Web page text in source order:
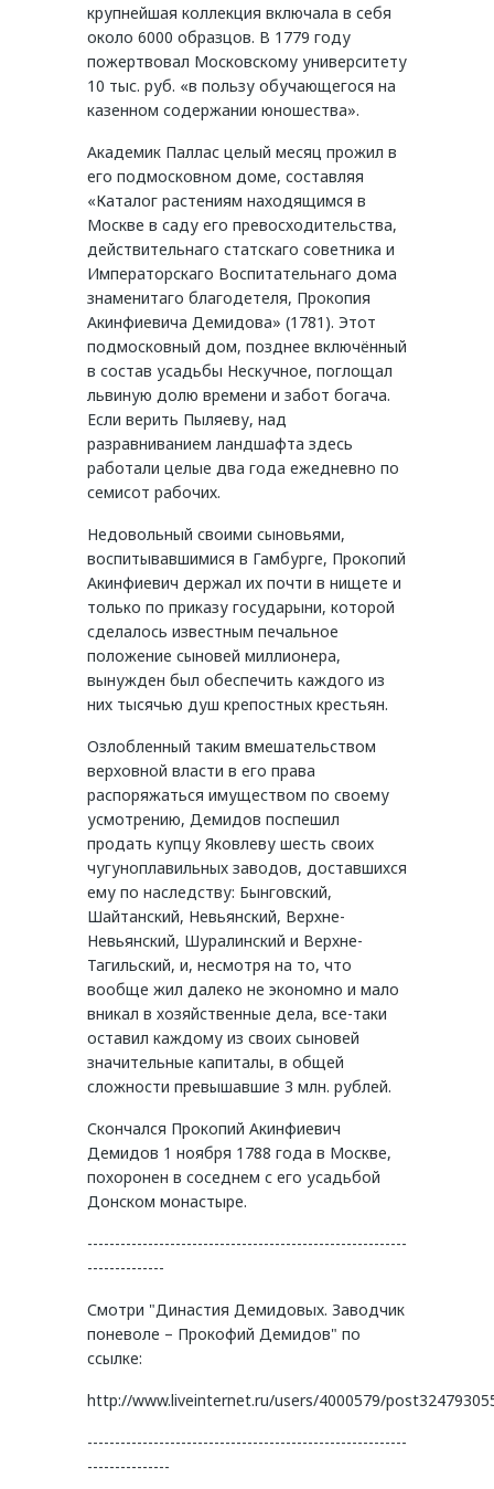
крупнейшая коллекция включала в себя
около 6000 образцов. В 1779 году
пожертвовал Московскому университету
10 тыс. руб. «в пользу обучающегося на
казенном содержании юношества».
Академик Паллас целый месяц прожил в
его подмосковном доме, составляя
«Каталог растениям находящимся в
Москве в саду его превосходительства,
действительнаго статскаго советника и
Императорскаго Воспитательнаго дома
знаменитаго благодетеля, Прокопия
Акинфиевича Демидова» (1781). Этот
подмосковный дом, позднее включённый
в состав усадьбы Нескучное, поглощал
львиную долю времени и забот богача.
Если верить Пыляеву, над
разравниванием ландшафта здесь
работали целые два года ежедневно по
семисот рабочих.
Недовольный своими сыновьями,
воспитывавшимися в Гамбурге, Прокопий
Акинфиевич держал их почти в нищете и
только по приказу государыни, которой
сделалось известным печальное
положение сыновей миллионера,
вынужден был обеспечить каждого из
них тысячью душ крепостных крестьян.
Озлобленный таким вмешательством
верховной власти в его права
распоряжаться имуществом по своему
усмотрению, Демидов поспешил
продать купцу Яковлеву шесть своих
чугуноплавильных заводов, доставшихся
ему по наследству: Бынговский,
Шайтанский, Невьянский, Верхне-
Невьянский, Шуралинский и Верхне-
Тагильский, и, несмотря на то, что
вообще жил далеко не экономно и мало
вникал в хозяйственные дела, все-таки
оставил каждому из своих сыновей
значительные капиталы, в общей
сложности превышавшие 3 млн. рублей.
Скончался Прокопий Акинфиевич
Демидов 1 ноября 1788 года в Москве,
похоронен в соседнем с его усадьбой
Донском монастыре.
----------------------------------------------------------
--------------
Смотри "Династия Демидовых. Заводчик
поневоле – Прокофий Демидов" по
ссылке:
http://www.liveinternet.ru/users/4000579/
----------------------------------------------------------
---------------